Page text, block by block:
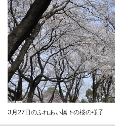
3月27日のふれあい橋下の桜の様子